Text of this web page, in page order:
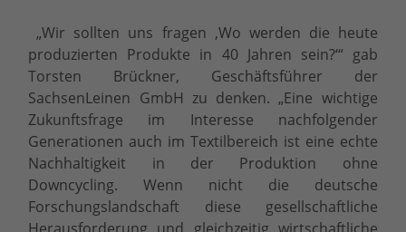
„Wir sollten uns fragen ‚Wo werden die heute
produzierten Produkte in 40 Jahren sein?‘“ gab
Torsten Brückner, Geschäftsführer der
SachsenLeinen GmbH zu denken. „Eine wichtige
Zukunftsfrage im Interesse nachfolgender
Generationen auch im Textilbereich ist eine echte
Nachhaltigkeit in der Produktion ohne
Downcycling. Wenn nicht die deutsche
Forschungslandschaft diese gesellschaftliche